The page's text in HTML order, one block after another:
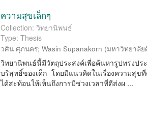
ความสุขเล็กๆ
Collection: วิทยานิพนธ์
Type: Thesis
วศิน ศุภนคร;Wasin Supanakorn (มหาวิทยาลัย
วิทยานิพนธ์นี้มีวัตถุประสงค์เพี่อค้นหารูปทร
บริสุทธิ์ของเด็ก โดยมีแนวคิดในเรื่องความสุข
ได้สะท้อนให้เห็นถึงการมีช่วงเวลาที่ดีส่งผ ...